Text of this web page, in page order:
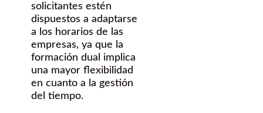
solicitantes estén
dispuestos a adaptarse
a los horarios de las
empresas, ya que la
formación dual implica
una mayor flexibilidad
en cuanto a la gestión
del tiempo.